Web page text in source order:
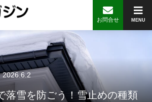
MENU
お問合せ
2026.6.2
落雪を防ごう！雪止めの種類